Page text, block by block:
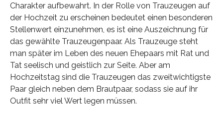
Charakter aufbewahrt. In der Rolle von Trauzeugen auf
der Hochzeit zu erscheinen bedeutet einen besonderen
Stellenwert einzunehmen, es ist eine Auszeichnung für
das gewählte Trauzeugenpaar. Als Trauzeuge steht
man später im Leben des neuen Ehepaars mit Rat und
Tat seelisch und geistlich zur Seite. Aber am
Hochzeitstag sind die Trauzeugen das zweitwichtigste
Paar gleich neben dem Brautpaar, sodass sie auf ihr
Outfit sehr viel Wert legen müssen.